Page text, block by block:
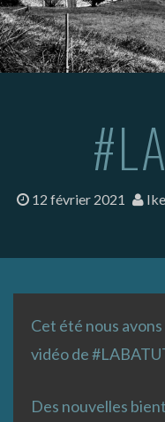
12 février 2021
Cet été nous
vidéo de
Des nouvelles